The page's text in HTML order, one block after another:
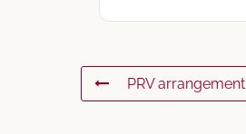
PRV arrangement